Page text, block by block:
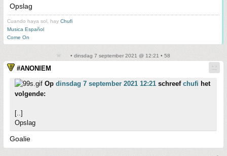
Opslag
Cuando haya sol, hay Chufi
Musica Español
Come On
• dinsdag 7 september 2021 @ 12:21 • 58
#ANONIEM
Op dinsdag 7 september 2021 12:21 schreef chufi het
volgende:
[..]
Opslag
Goalie